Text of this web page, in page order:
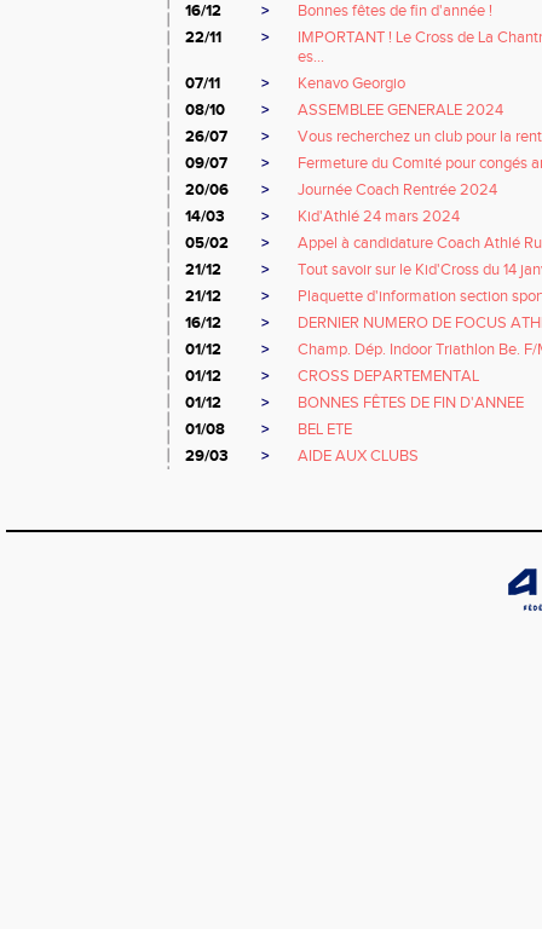
16/12
>
Bonnes fêtes de fin d'année !
22/11
>
IMPORTANT ! Le Cross de La
es...
07/11
>
Kenavo Georgio
08/10
>
ASSEMBLEE GENERALE 2024
26/07
>
Vous recherchez un club pour la
09/07
>
Fermeture du Comité pour congés
20/06
>
Journée Coach Rentrée 2024
14/03
>
Kid'Athlé 24 mars 2024
05/02
>
Appel à candidature Coach Athlé
21/12
>
Tout savoir sur le Kid'Cross du 14
21/12
>
Plaquette d'information section
16/12
>
DERNIER NUMERO DE FOCUS
01/12
>
Champ. Dép. Indoor Triathlon Be. F/
01/12
>
CROSS DEPARTEMENTAL
01/12
>
BONNES FÊTES DE FIN D'ANNEE
01/08
>
BEL ETE
29/03
> AIDE AUX CLUBS